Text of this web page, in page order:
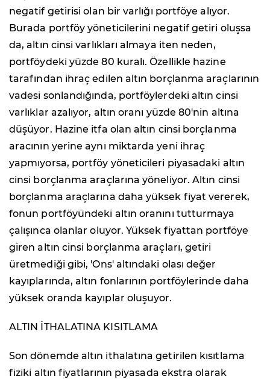
negatif getirisi olan bir varlığı portföye alıyor.
Burada portföy yöneticilerini negatif getiri oluşsa
da, altın cinsi varlıkları almaya iten neden,
portföydeki yüzde 80 kuralı. Özellikle hazine
tarafından ihraç edilen altın borçlanma araçlarının
vadesi sonlandığında, portföylerdeki altın cinsi
varlıklar azalıyor, altınoranı yüzde 80'nin altına
düşüyor. Hazine itfa olan altın cinsi borçlanma
aracının yerine aynı miktarda yeni ihraç
yapmıyorsa, portföy yöneticileri piyasadaki altın
cinsi borçlanma araçlarına yöneliyor. Altın cinsi
borçlanma araçlarına daha yüksek fiyat vererek,
fonun portföyündeki altın oranını tutturmaya
çalışınca olanlar oluyor. Yüksek fiyattan portföye
giren altın cinsi borçlanma araçları, getiri
üretmediği gibi, 'Ons' altındaki olası değer
kayıplarında, altın fonlarının portföylerinde daha
yüksek oranda kayıplar oluşuyor.
ALTIN İTHALATINA KISITLAMA
Son dönemde altın ithalatına getirilen kısıtlama
fiziki altın fiyatlarının piyasada ekstra olarak